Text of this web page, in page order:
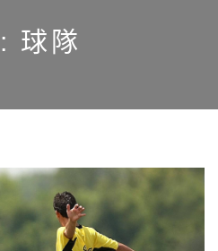
球隊